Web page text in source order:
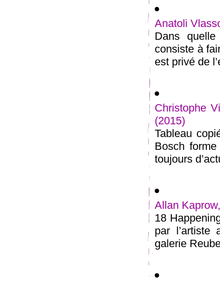
Anatoli
Dans
consiste à
est privé de
Christophe
(2015)
Tableau
Bosch
toujours
Allan
18
par l’artiste
galerie